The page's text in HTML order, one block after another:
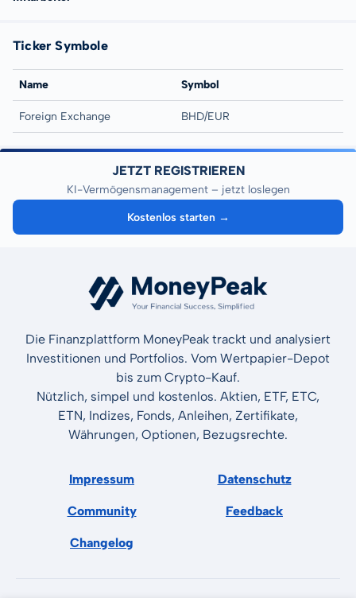
Ticker Symbole
Name Symbol
Foreign Exchange BHD/EUR
JETZT REGISTRIEREN
KI-Vermögensmanagement – jetzt loslegen
Kostenlos starten →
Die Finanzplattform MoneyPeak trackt und analysiert
Investitionen und Portfolios. Vom Wertpapier-Depot
bis zum Crypto-Kauf.
Nützlich, simpel und kostenlos. Aktien, ETF, ETC,
ETN, Indizes, Fonds, Anleihen, Zertifikate,
Währungen, Optionen, Bezugsrechte.
Impressum Datenschutz
Community Feedback
Changelog